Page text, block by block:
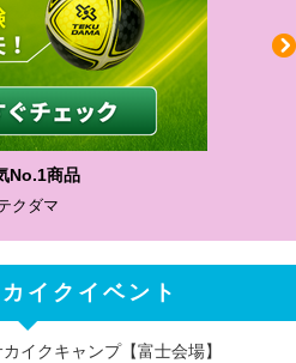
No.1商品
クダマ
イクイベント
イクキャンプ【富士会場】